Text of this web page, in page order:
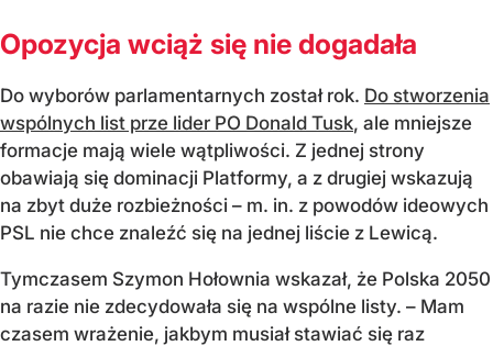
Opozycja wciąż się nie dogadała
Do wyborów parlamentarnych został rok. Do stworzenia
wspólnych list prze lider PO Donald Tusk, ale mniejsze
formacje mają wiele wątpliwości. Z jednej strony
obawiają się dominacji Platformy, a z drugiej wskazują
na zbyt duże rozbieżności – m. in. z powodów ideowych
PSL nie chce znaleźć się na jednej liście z Lewicą.
Tymczasem Szymon Hołownia wskazał, że Polska 2050
na razie nie zdecydowała się na wspólne listy. – Mam
czasem wrażenie, jakbym musiał stawiać się raz